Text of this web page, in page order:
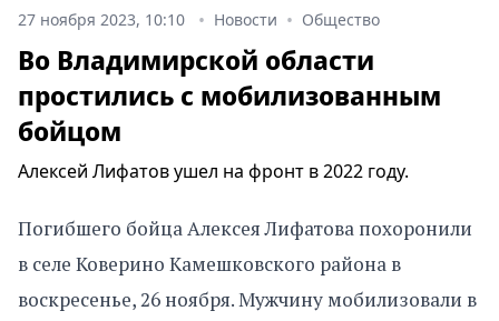
27 ноября 2023, 10:10 Новости Общество
Во Владимирской области
простились с мобилизованным
бойцом
Алексей Лифатов ушел на фронт в 2022 году.
Погибшего бойца Алексея Лифатова похоронили
в селе Коверино Камешковского района в
воскресенье, 26 ноября. Мужчину мобилизовали в